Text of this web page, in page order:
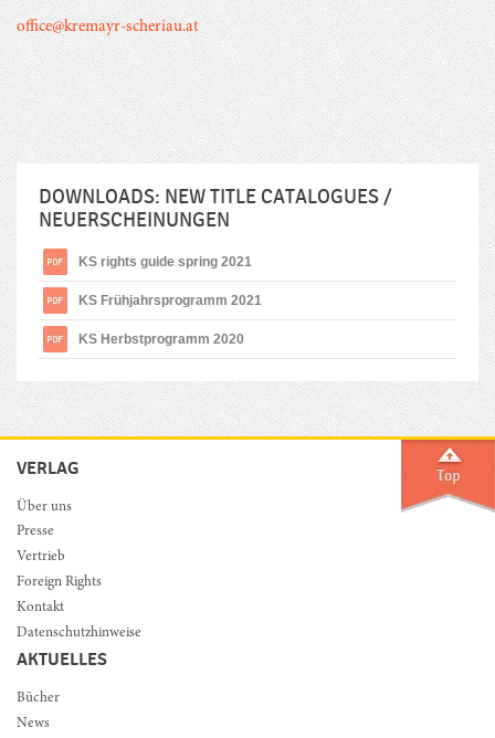
office@kremayr-scheriau.at
DOWNLOADS: NEW TITLE CATALOGUES /
NEUERSCHEINUNGEN
KS rights guide spring 2021
KS Frühjahrsprogramm 2021
KS Herbstprogramm 2020
VERLAG
Über uns
Presse
Vertrieb
Foreign Rights
Kontakt
Datenschutzhinweise
AKTUELLES
Bücher
News